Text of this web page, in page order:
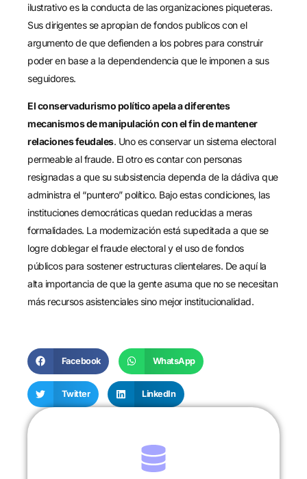
ilustrativo es la conducta de las organizaciones piqueteras.
Sus dirigentes se apropian de fondos publicos con el
argumento de que defienden a los pobres para construir
poder en base a la dependendencia que le imponen a sus
seguidores.
El conservadurismo político apela a diferentes
mecanismos de manipulación con el fin de mantener
relaciones feudales. Uno es conservar un sistema electoral
permeable al fraude. El otro es contar con personas
resignadas a que su subsistencia dependa de la dádiva que
administra el “puntero” político. Bajo estas condiciones, las
instituciones democráticas quedan reducidas a meras
formalidades. La modernización está supeditada a que se
logre doblegar el fraude electoral y el uso de fondos
públicos para sostener estructuras clientelares. De aquí la
alta importancia de que la gente asuma que no se necesitan
más recursos asistenciales sino mejor institucionalidad.
Facebook WhatsApp
Twitter LinkedIn